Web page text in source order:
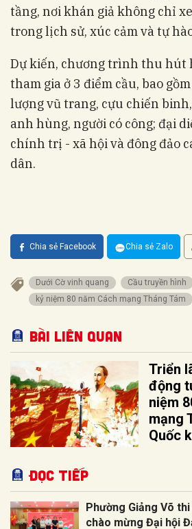
tầng, nơi khán giả không chỉ
trong lịch sử, xúc cảm và tự
Dự kiến, chương trình thu hút
tham gia ở 3 điểm cầu, bao
lượng vũ trang, cựu chiến
anh hùng, người có công; đại
chính trị - xã hội và đông đảo
dân.
Chia sẻ Facebook Chia sẻ Zalo
Dưới Cờ vinh quang Cầu truyền hình
kỷ niệm 80 năm Cách mạng Tháng Tám
Bài liên quan
Triển
động
niệm
mạng
Quốc
Đọc tiếp
Phường Giảng Võ
chào mừng Đại hội